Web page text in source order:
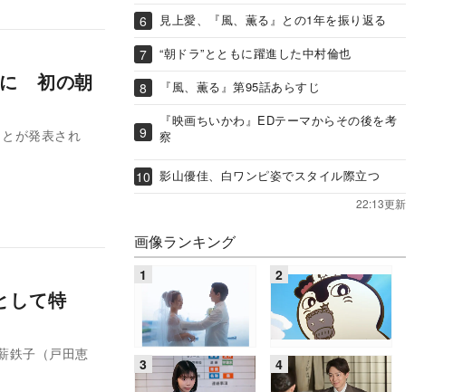
に 初の朝
が発表され
して特
鉄子（戸田恵
見上愛、『風、薫る』との1年を振り返る
“朝ドラ”とともに躍進した中村倫也
『風、薫る』第95話あらすじ
『映画ちいかわ』EDテーマからその後を考
察
影山優佳、白ワンピ姿でスタイル際立つ
22:13更新
画像ランキング